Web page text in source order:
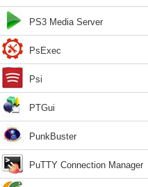
PS3 Media Server
PsExec
Psi
PTGui
PunkBuster
PuTTY Connection Manager